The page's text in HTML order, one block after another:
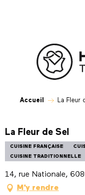
Accueil La Fleur
La Fleur de Sel
CUISINE FRANÇAISE
CUISINE TRADITIONNELLE
14, rue Nationale,
M'y rendre